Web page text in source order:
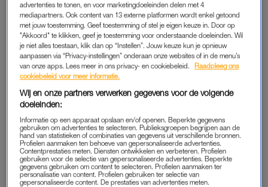
liefde van het Nederlandse volk te behouden als het was om
die te winnen. De vurige Argentijnse moet tussen haar ambities
en de nieuwe familiedynamiek navigeren, om haar positie te
bepalen binnen de strakke kaders en strikte protocollen van
het koninklijk huis. We volgen haar vanaf de voorbereidingen
voor de bruiloft tot de kroning tien jaar later, waarin ze zich zal
ontwikkelen tot een koningin.
Miljoenen kijkers in Nederland en de rest van de wereld
hebben het eerste seizoen gezien.Máximais voor Videoland
één van de grootste successen ooit en blijft wereldwijd indruk
maken: de serie is inmiddels aan meer dan 52 landen
verkocht.
advertenties te tonen, en voor marketingdoeleinden delen met 4
mediapartners. Ook content van 13 externe platformen wordt enkel getoond
met jouw toestemming. Geef toestemming of stel je eigen keuze in. Door op
"Akkoord" te klikken, geef je toestemming voor onderstaande doeleinden. Wil
je niet alles toestaan, klik dan op “Instellen”. Jouw keuze kun je opnieuw
aanpassen via “Privacy-instellingen” onderaan onze websites of in de menu’s
van onze apps. Lees meer in ons privacy- en cookiebeleid.
Raadpleeg ons
cookiebeleid voor meer informatie.
Wij en onze partners verwerken gegevens voor de volgende
doeleinden:
Informatie op een apparaat opslaan en/of openen. Beperkte gegevens
gebruiken om advertenties te selecteren. Publieksgroepen begrijpen aan de
hand van statistieken of combinaties van gegevens uit verschillende bronnen.
Profielen aanmaken ten behoeve van gepersonaliseerde advertenties.
Contentprestaties meten. Diensten ontwikkelen en verbeteren. Profielen
gebruiken voor de selectie van gepersonaliseerde advertenties. Beperkte
gegevens gebruiken om content te selecteren. Profielen aanmaken ter
personalisatie van content. Profielen gebruiken ter selectie van
gepersonaliseerde content. De prestaties van advertenties meten.